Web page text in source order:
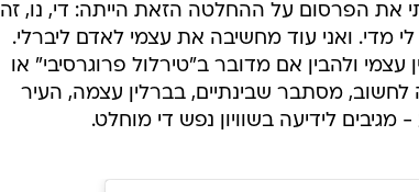
הפרסום על ההחלטה הזאת הייתה: די, נו, זה
מדי. ואני עוד מחשיבה את עצמי לאדם ליברלי.
ולהבין אם מדובר ב"טירלול פרוגרסיבי" או
מסתבר שבינתיים, בברלין עצמה, העיר
לידיעה בשוויון נפש די מוחלט.